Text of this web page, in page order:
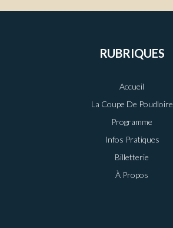
RUBRIQUES
Accueil
La Coupe De Poudloire
Programme
Infos Pratiques
Billetterie
À Propos